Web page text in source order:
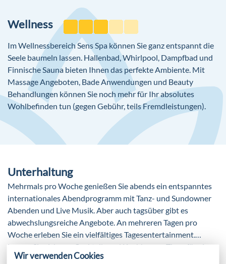
Parkplatz/Garage (gegen Gebühr)
Nachmittag, Galadinner, Weinprobe
Themenabende mehrmals pro Woche im
Hauptrestaurant, u.a. Gala Dinner mit Farbmotto
"schwarz-weiß" (optional), Sunset Dinner, Seafood Dinner,
Lokale Nacht
Themenabende im À-la-carte-Restaurant "Culinarium",
z.B. Timeless Dinner bei romantischem Kerzenschein
Kleidung in den Restaurants: sportlich-elegant, lange
Hosen bei Herren
Beschreibung der Verpflegungsangebote:
Frühstück: täglich, Buffet
Mittagessen: täglich, Buffet
Abendessen: täglich, Buffet, Themenabende: mehrmals
gegen Gebühr bzw. bei All Inclusive inklusive
Getränke: ausgewählte nicht alkoholische Getränke,
ausgewählte nationale alkoholische Getränke täglich
11:00-23:30 Uhr, ausgewählte Tischgetränke zu den
Mahlzeiten, Kaffee/Tee am Nachmittag (alle Getränke
Angebote täglich, alle gegen Gebühr, bei All Inclusive
inklusive)
Wellness
Im Wellnessbereich Sens Spa können Sie ganz entspannt die
Seele baumeln lassen. Hallenbad, Whirlpool, Dampfbad und
Finnische Sauna bieten Ihnen das perfekte Ambiente. Mit
Massage Angeboten, Bade Anwendungen und Beauty
Behandlungen können Sie noch mehr für Ihr absolutes
Wohlbefinden tun (gegen Gebühr, teils Fremdleistungen).
Unterhaltung
Mehrmals pro Woche genießen Sie abends ein entspanntes
internationales Abendprogramm mit Tanz- und Sundowner
Abenden und Live Musik. Aber auch tagsüber gibt es
abwechslungsreiche Angebote. An mehreren Tagen pro
Woche erleben Sie ein vielfältiges Tagesentertainment.
Lassen Sie sich von Cocktail- und Kochkursen Tipps für einen
neuen Alltag geben. Ganz entspannt können Sie sich auch mit
Wir verwenden Cookies